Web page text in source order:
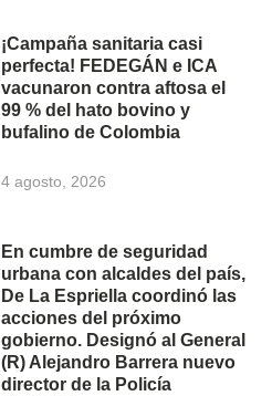
¡Campaña sanitaria casi
perfecta! FEDEGÁN e ICA
vacunaron contra aftosa el
99 % del hato bovino y
bufalino de Colombia
4 agosto, 2026
En cumbre de seguridad
urbana con alcaldes del país,
De La Espriella coordinó las
acciones del próximo
gobierno. Designó al General
(R) Alejandro Barrera nuevo
director de la Policía